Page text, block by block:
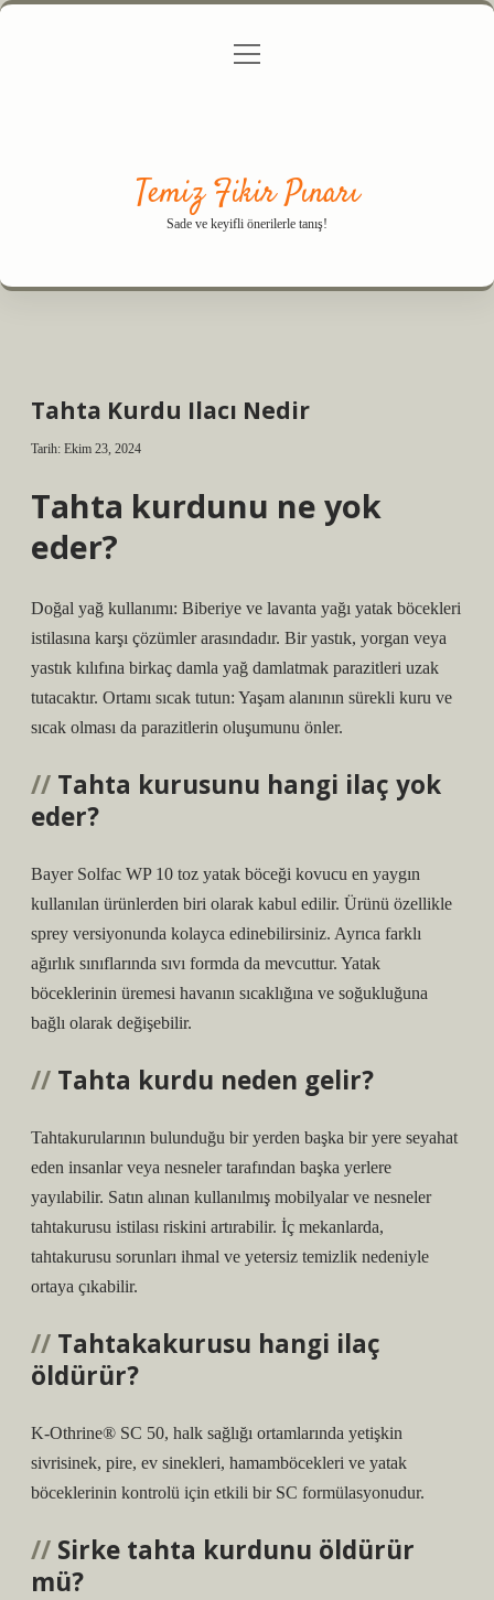
Gizlilik Politikası
menüyü
Temiz Fikir Pınarı
Sade ve keyifli önerilerle tanış!
Tahta Kurdu Ilacı Nedir
Tarih: Ekim 23, 2024
Tahta kurdunu ne yok
eder?
Doğal yağ kullanımı: Biberiye ve lavanta yağı yatak böcekleri
istilasına karşı çözümler arasındadır. Bir yastık, yorgan veya
yastık kılıfına birkaç damla yağ damlatmak parazitleri uzak
tutacaktır. Ortamı sıcak tutun: Yaşam alanının sürekli kuru ve
sıcak olması da parazitlerin oluşumunu önler.
Tahta kurusunu hangi ilaç yok
eder?
Bayer Solfac WP 10 toz yatak böceği kovucu en yaygın
kullanılan ürünlerden biri olarak kabul edilir. Ürünü özellikle
sprey versiyonunda kolayca edinebilirsiniz. Ayrıca farklı
ağırlık sınıflarında sıvı formda da mevcuttur. Yatak
böceklerinin üremesi havanın sıcaklığına ve soğukluğuna
bağlı olarak değişebilir.
Tahta kurdu neden gelir?
Tahtakurularının bulunduğu bir yerden başka bir yere seyahat
eden insanlar veya nesneler tarafından başka yerlere
yayılabilir. Satın alınan kullanılmış mobilyalar ve nesneler
tahtakurusu istilası riskini artırabilir. İç mekanlarda,
tahtakurusu sorunları ihmal ve yetersiz temizlik nedeniyle
ortaya çıkabilir.
Tahtakakurusu hangi ilaç
öldürür?
K-Othrine® SC 50, halk sağlığı ortamlarında yetişkin
sivrisinek, pire, ev sinekleri, hamamböcekleri ve yatak
böceklerinin kontrolü için etkili bir SC formülasyonudur.
Sirke tahta kurdunu öldürür
mü?